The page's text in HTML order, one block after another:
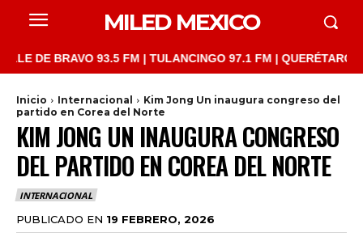
MILED MEXICO
BRAVO 93.5 FM | TULANCINGO 97.1 FM | QUERÉTARO
Inicio Internacional
Kim Jong Un inaugura congreso del
partido en Corea del Norte
KIM JONG UN INAUGURA CONGRESO
DEL PARTIDO EN COREA DEL NORTE
INTERNACIONAL
PUBLICADO EN 19 FEBRERO, 2026